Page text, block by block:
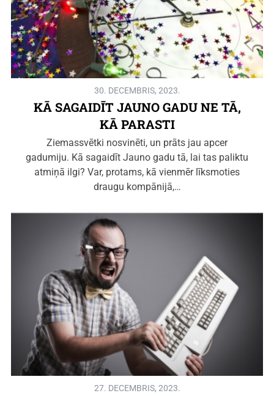
30. DECEMBRIS, 2023.
KĀ SAGAIDĪT JAUNO GADU NE TĀ,
KĀ PARASTI
Ziemassvētki nosvinēti, un prāts jau apcer
gadumiju. Kā sagaidīt Jauno gadu tā, lai tas paliktu
atmiņā ilgi? Var, protams, kā vienmēr līksmoties
draugu kompānijā,…
27. DECEMBRIS, 2023.